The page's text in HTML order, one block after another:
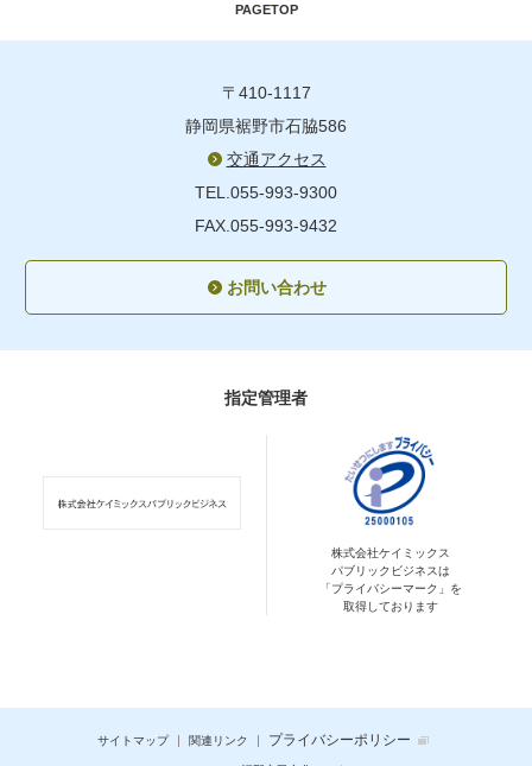
PAGETOP
〒410-1117
静岡県裾野市石脇586
交通アクセス
TEL.055-993-9300
FAX.055-993-9432
お問い合わせ
指定管理者
株式会社ケイミックス
パブリックビジネスは
「プライバシーマーク」を
取得しております
サイトマップ 関連リンク プライバシーポリシー